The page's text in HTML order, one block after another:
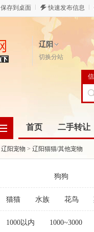
保存到桌面 快速发布信息
辽阳
切换分站
首页 二手转让
辽阳宠物 > 辽阳猫猫/其他宠物
狗狗
猫猫 水族 花鸟
1000以内 1000~3000